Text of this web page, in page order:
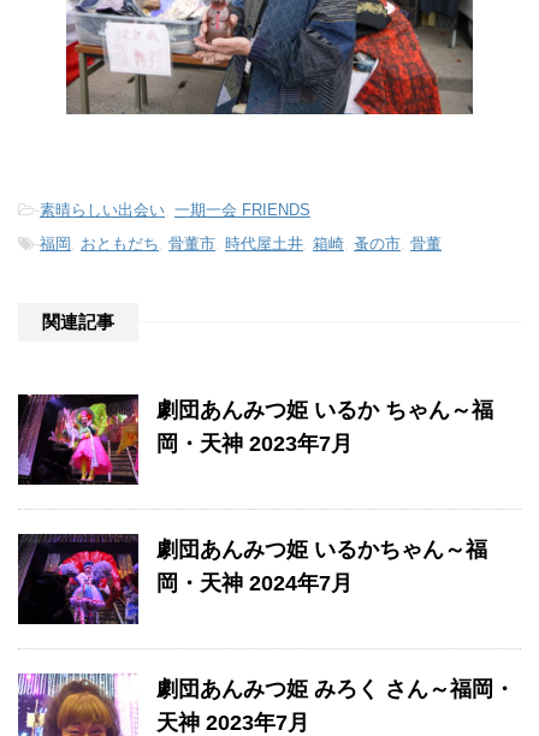
-素晴らしい出会い 一期一会 FRIENDS
-福岡 おともだち 骨董市 時代屋土井 箱崎 蚤の市 骨董
関連記事
劇団あんみつ姫 いるか ちゃん～福
岡・天神 2023年7月
劇団あんみつ姫 いるかちゃん～福
岡・天神 2024年7月
劇団あんみつ姫 みろく さん～福岡・
天神 2023年7月